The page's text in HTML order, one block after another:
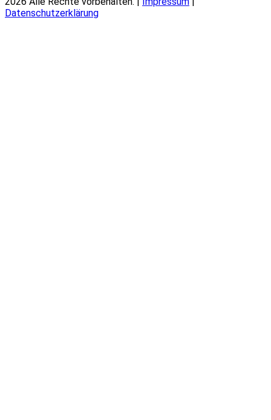
Datenschutzerklärung